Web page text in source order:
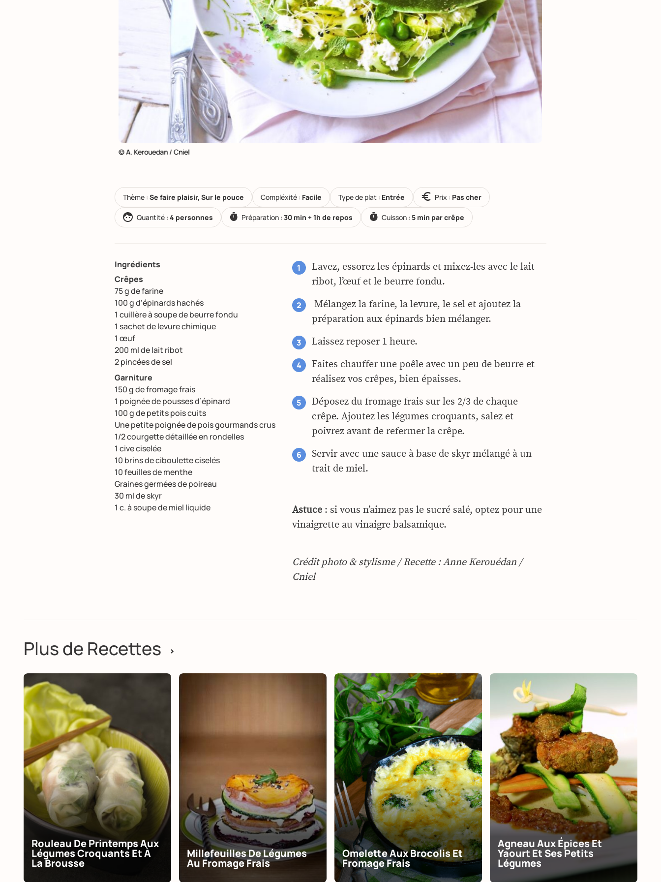
© A. Kerouedan / Cniel
Thème : Se faire plaisir, Sur le pouce Compléxité : Facile Type de plat : Entrée Prix : Pas cher
Quantité : 4 personnes Préparation :30 min + 1h de repos Cuisson : 5 min par crêpe
Ingrédients
Crêpes
75 g de farine
100 g d’épinards hachés
1 cuillère à soupe de beurre fondu
1 sachet de levure chimique
1 œuf
200 ml de lait ribot
2 pincées de sel
Garniture
150 g de fromage frais
1 poignée de pousses d’épinard
100 g de petits pois cuits
Une petite poignée de pois gourmands crus
1/2 courgette détaillée en rondelles
1 cive ciselée
10 brins de ciboulette ciselés
10 feuilles de menthe
Graines germées de poireau
30 ml de skyr
1 c. à soupe de miel liquide
Lavez, essorez les épinards et mixez-les avec le lait
ribot, l’œuf et le beurre fondu.
Mélangez la farine, la levure, le sel et ajoutez la
préparation aux épinards bien mélanger.
Laissez reposer 1 heure.
Faites chauffer une poêle avec un peu de beurre et
réalisez vos crêpes, bien épaisses.
Déposez du fromage frais sur les 2/3 de chaque
crêpe. Ajoutez les légumes croquants, salez et
poivrez avant de refermer la crêpe.
Servir avec une sauce à base de skyr mélangé à un
trait de miel.
Astuce: si vous n’aimez pas le sucré salé, optez pour une
vinaigrette au vinaigre balsamique.
Crédit photo & stylisme / Recette : Anne Kerouédan /
Cniel
Plus de Recettes >
Rouleau De Printemps Aux
Légumes Croquants Et À
La Brousse
Millefeuilles De Légumes
Au Fromage Frais
Omelette Aux Brocolis Et
Fromage Frais
Agneau Aux Épices Et
Yaourt Et Ses Petits
Légumes